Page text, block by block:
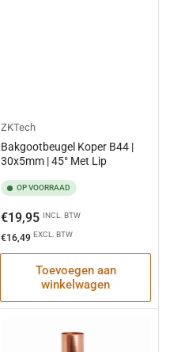
ZKTech
Bakgootbeugel Koper B44 |
30x5mm | 45° Met Lip
OP VOORRAAD
Normale
prijs
€19,95 INCL. BTW
€16,49 EXCL. BTW
Toevoegen aan
winkelwagen